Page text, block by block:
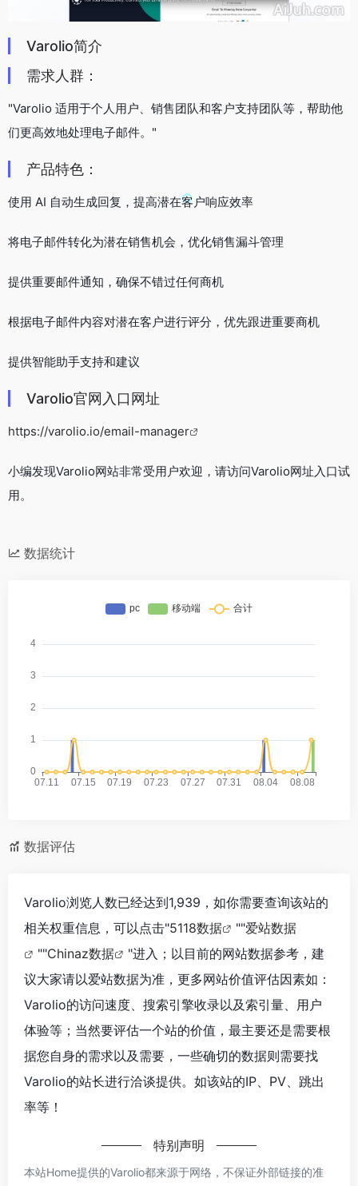
Varolio简介
需求人群：
"Varolio 适用于个人用户、销售团队和客户支持团队等，帮助他
们更高效地处理电子邮件。"
产品特色：
使用 AI 自动生成回复，提高潜在客户响应效率
将电子邮件转化为潜在销售机会，优化销售漏斗管理
提供重要邮件通知，确保不错过任何商机
根据电子邮件内容对潜在客户进行评分，优先跟进重要商机
提供智能助手支持和建议
Varolio官网入口网址
https://varolio.io/email-manager
小编发现Varolio网站非常受用户欢迎，请访问Varolio网址入口试
用。
数据统计
数据评估
Varolio浏览人数已经达到1,939，如你需要查询该站的
相关权重信息，可以点击"5118数据 ""爱站数据
""Chinaz数据
"进入；以目前的网站数据参考，建
议大家请以爱站数据为准，更多网站价值评估因素如：
Varolio的访问速度、搜索引擎收录以及索引量、用户
体验等；当然要评估一个站的价值，最主要还是需要根
据您自身的需求以及需要，一些确切的数据则需要找
Varolio的站长进行洽谈提供。如该站的IP、PV、跳出
率等！
特别声明
本站Home提供的Varolio都来源于网络，不保证外部链接的准